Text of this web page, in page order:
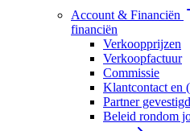
Account & Financiën
financiën
Verkoopprijzen
Verkoopfactuur
Commissie
Klantcontact en
Partner
Beleid rondom